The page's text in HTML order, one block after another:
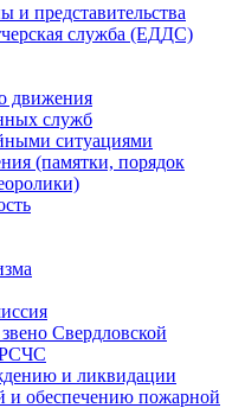
и представительства
служба (ЕДДС)
движения
служб
ситуациями
(памятки, порядок
Свердловской
РСЧС
и ликвидации
и обеспечению пожарной